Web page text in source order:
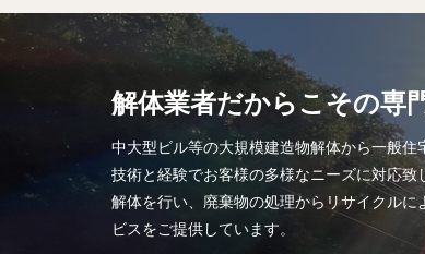
解体業者だからこその専
中大型ビル等の大規模建造物解体から一般
技術と経験でお客様の多様なニーズに対応
解体を行い、廃棄物の処理からリサイクル
ビスをご提供しています。